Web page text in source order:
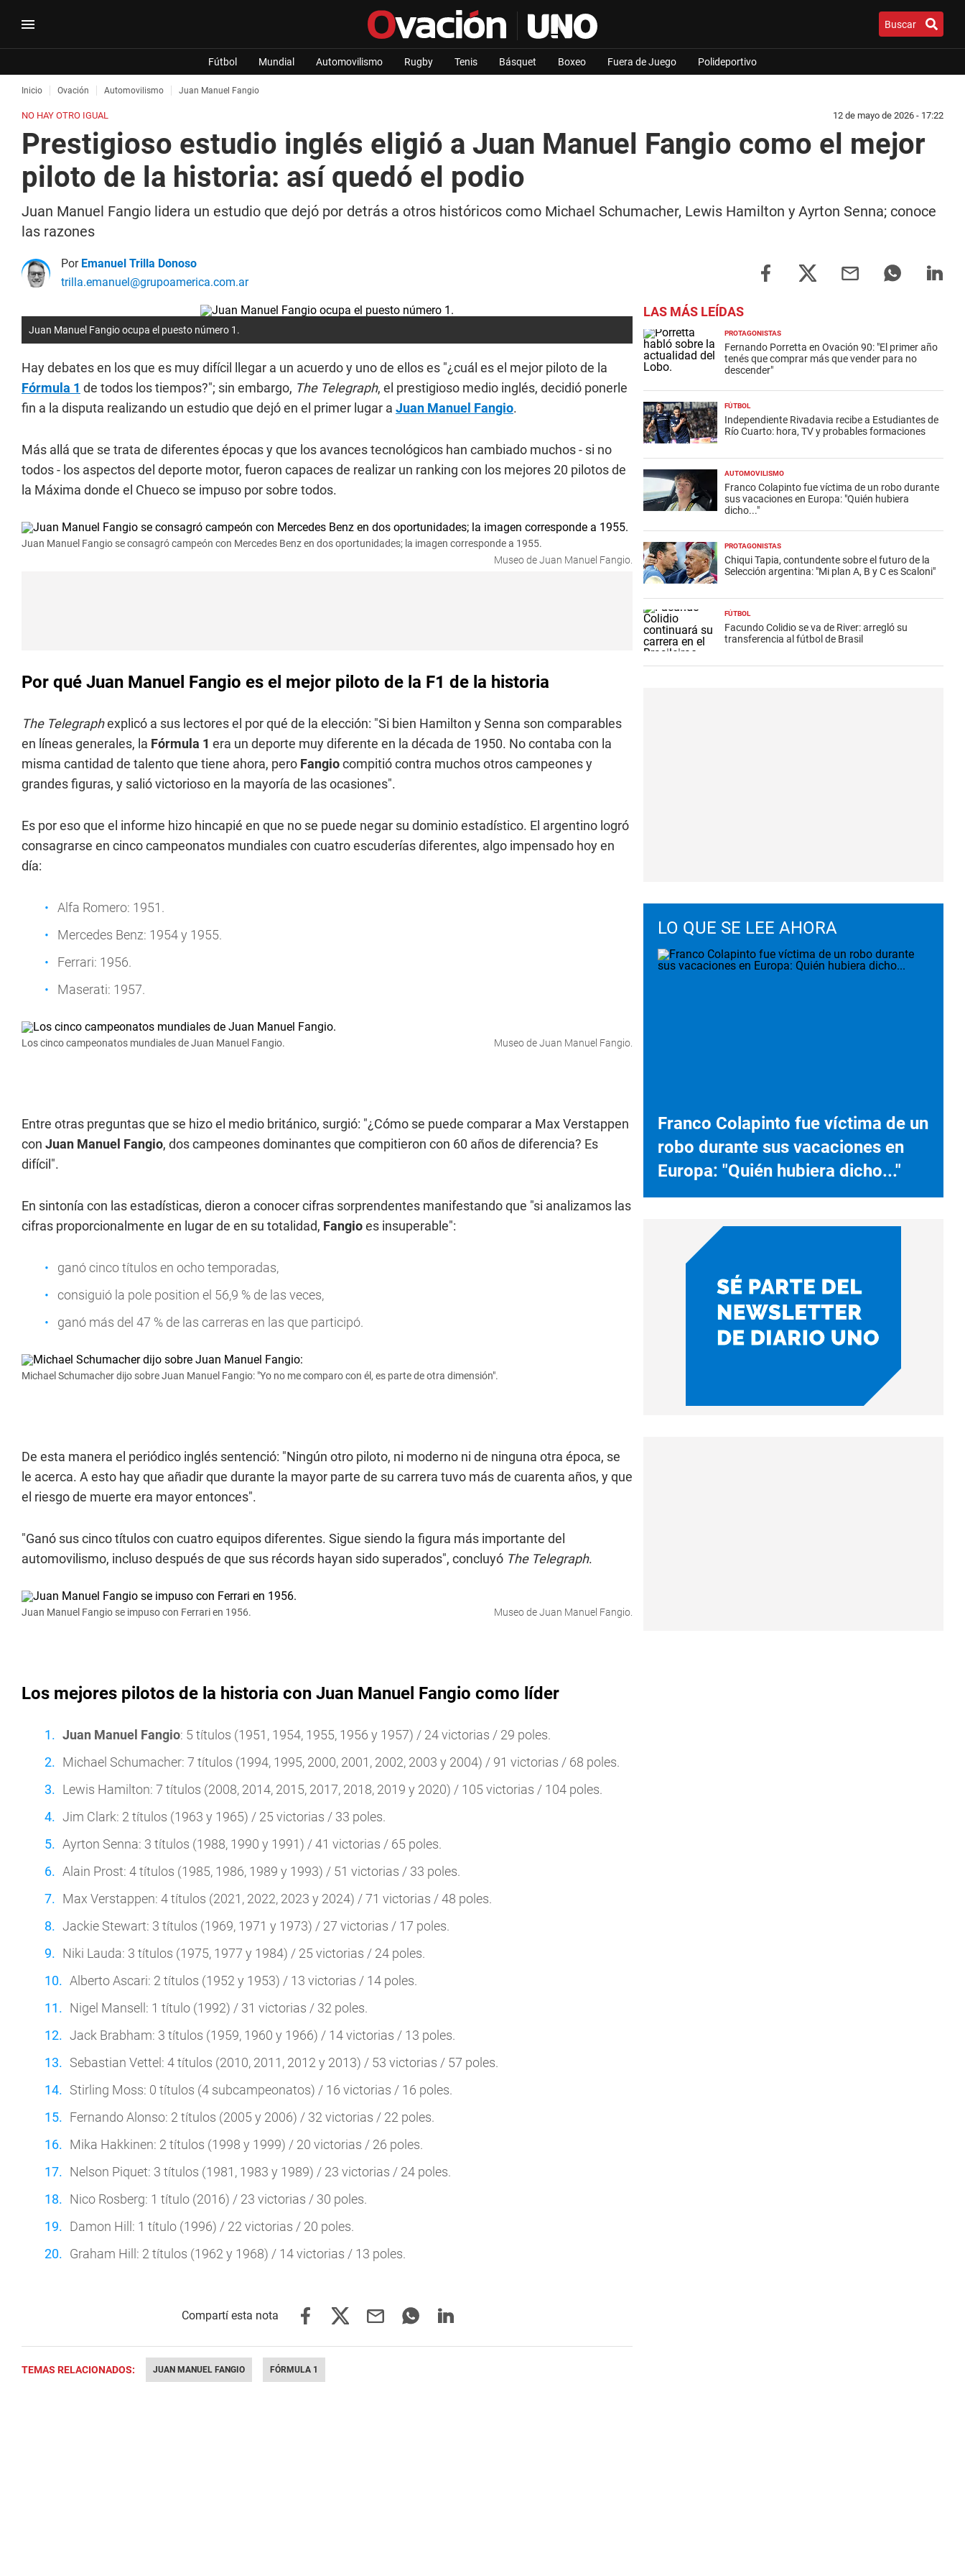
Buscar
Fútbol Mundial Automovilismo Rugby Tenis Básquet Boxeo Fuera de Juego Polideportivo
Inicio Ovación Automovilismo Juan Manuel Fangio
NO HAY OTRO IGUAL 12 de mayo de 2026 - 17:22
Prestigioso estudio inglés eligió a Juan Manuel Fangio como el mejor
piloto de la historia: así quedó el podio
Juan Manuel Fangio lidera un estudio que dejó por detrás a otros históricos como Michael Schumacher, Lewis Hamilton y Ayrton Senna; conoce
las razones
Por Emanuel Trilla Donoso
trilla.emanuel@grupoamerica.com.ar
Juan Manuel Fangio ocupa el puesto número 1.
Hay debates en los que es muy difícil llegar a un acuerdo y uno de ellos es "¿cuál es el mejor piloto de la
Fórmula 1 de todos los tiempos?"; sin embargo, The Telegraph, el prestigioso medio inglés, decidió ponerle
fin a la disputa realizando un estudio que dejó en el primer lugar a Juan Manuel Fangio.
Más allá que se trata de diferentes épocas y que los avances tecnológicos han cambiado muchos - si no
todos - los aspectos del deporte motor, fueron capaces de realizar un ranking con los mejores 20 pilotos de
la Máxima donde el Chueco se impuso por sobre todos.
Juan Manuel Fangio se consagró campeón con Mercedes Benz en dos oportunidades; la imagen corresponde a 1955.
Museo de Juan Manuel Fangio.
Por qué Juan Manuel Fangio es el mejor piloto de la F1 de la historia
The Telegraphexplicó a sus lectores el por qué de la elección: "Si bien Hamilton y Senna son comparables
en líneas generales, la Fórmula 1 era un deporte muy diferente en la década de 1950. No contaba con la
misma cantidad de talento que tiene ahora, pero Fangiocompitió contra muchos otros campeones y
grandes figuras, y salió victorioso en la mayoría de las ocasiones".
Es por eso que el informe hizo hincapié en que no se puede negar su dominio estadístico. El argentino logró
consagrarse en cinco campeonatos mundiales con cuatro escuderías diferentes, algo impensado hoy en
día:
Alfa Romero: 1951.
Mercedes Benz: 1954 y 1955.
Ferrari: 1956.
Maserati: 1957.
Los cinco campeonatos mundiales de Juan Manuel Fangio. Museo de Juan Manuel Fangio.
Entre otras preguntas que se hizo el medio británico, surgió: "¿Cómo se puede comparar a Max Verstappen
con Juan Manuel Fangio, dos campeones dominantes que compitieron con 60 años de diferencia? Es
difícil".
En sintonía con las estadísticas, dieron a conocer cifras sorprendentes manifestando que "si analizamos las
cifras proporcionalmente en lugar de en su totalidad, Fangioes insuperable":
ganó cinco títulos en ocho temporadas,
consiguió la pole position el 56,9 % de las veces,
ganó más del 47 % de las carreras en las que participó.
Michael Schumacher dijo sobre Juan Manuel Fangio: "Yo no me comparo con él, es parte de otra dimensión".
De esta manera el periódico inglés sentenció: "Ningún otro piloto, ni moderno ni de ninguna otra época, se
le acerca. A esto hay que añadir que durante la mayor parte de su carrera tuvo más de cuarenta años, y que
el riesgo de muerte era mayor entonces".
"Ganó sus cinco títulos con cuatro equipos diferentes. Sigue siendo la figura más importante del
automovilismo, incluso después de que sus récords hayan sido superados", concluyó The Telegraph.
Juan Manuel Fangio se impuso con Ferrari en 1956. Museo de Juan Manuel Fangio.
Los mejores pilotos de la historia con Juan Manuel Fangio como líder
Juan Manuel Fangio: 5 títulos (1951, 1954, 1955, 1956 y 1957) / 24 victorias / 29 poles.
Michael Schumacher: 7 títulos (1994, 1995, 2000, 2001, 2002, 2003 y 2004) / 91 victorias / 68 poles.
Lewis Hamilton: 7 títulos (2008, 2014, 2015, 2017, 2018, 2019 y 2020) / 105 victorias / 104 poles.
Jim Clark: 2 títulos (1963 y 1965) / 25 victorias / 33 poles.
Ayrton Senna: 3 títulos (1988, 1990 y 1991) / 41 victorias / 65 poles.
Alain Prost: 4 títulos (1985, 1986, 1989 y 1993) / 51 victorias / 33 poles.
Max Verstappen: 4 títulos (2021, 2022, 2023 y 2024) / 71 victorias / 48 poles.
Jackie Stewart: 3 títulos (1969, 1971 y 1973) / 27 victorias / 17 poles.
Niki Lauda: 3 títulos (1975, 1977 y 1984) / 25 victorias / 24 poles.
Alberto Ascari: 2 títulos (1952 y 1953) / 13 victorias / 14 poles.
Nigel Mansell: 1 título (1992) / 31 victorias / 32 poles.
Jack Brabham: 3 títulos (1959, 1960 y 1966) / 14 victorias / 13 poles.
Sebastian Vettel: 4 títulos (2010, 2011, 2012 y 2013) / 53 victorias / 57 poles.
Stirling Moss: 0 títulos (4 subcampeonatos) / 16 victorias / 16 poles.
Fernando Alonso: 2 títulos (2005 y 2006) / 32 victorias / 22 poles.
Mika Hakkinen: 2 títulos (1998 y 1999) / 20 victorias / 26 poles.
Nelson Piquet: 3 títulos (1981, 1983 y 1989) / 23 victorias / 24 poles.
Nico Rosberg: 1 título (2016) / 23 victorias / 30 poles.
Damon Hill: 1 título (1996) / 22 victorias / 20 poles.
Graham Hill: 2 títulos (1962 y 1968) / 14 victorias / 13 poles.
TEMAS RELACIONADOS: JUAN MANUEL FANGIO FÓRMULA 1
LAS MÁS LEÍDAS
PROTAGONISTAS
Fernando Porretta en Ovación 90: "El primer año
tenés que comprar más que vender para no
descender"
FÚTBOL
Independiente Rivadavia recibe a Estudiantes de
Río Cuarto: hora, TV y probables formaciones
AUTOMOVILISMO
Franco Colapinto fue víctima de un robo durante
sus vacaciones en Europa: "Quién hubiera
dicho..."
PROTAGONISTAS
Chiqui Tapia, contundente sobre el futuro de la
Selección argentina: "Mi plan A, B y C es Scaloni"
FÚTBOL
Facundo Colidio se va de River: arregló su
transferencia al fútbol de Brasil
LO QUE SE LEE AHORA
Franco Colapinto fue víctima de un
robo durante sus vacaciones en
Europa: "Quién hubiera dicho..."